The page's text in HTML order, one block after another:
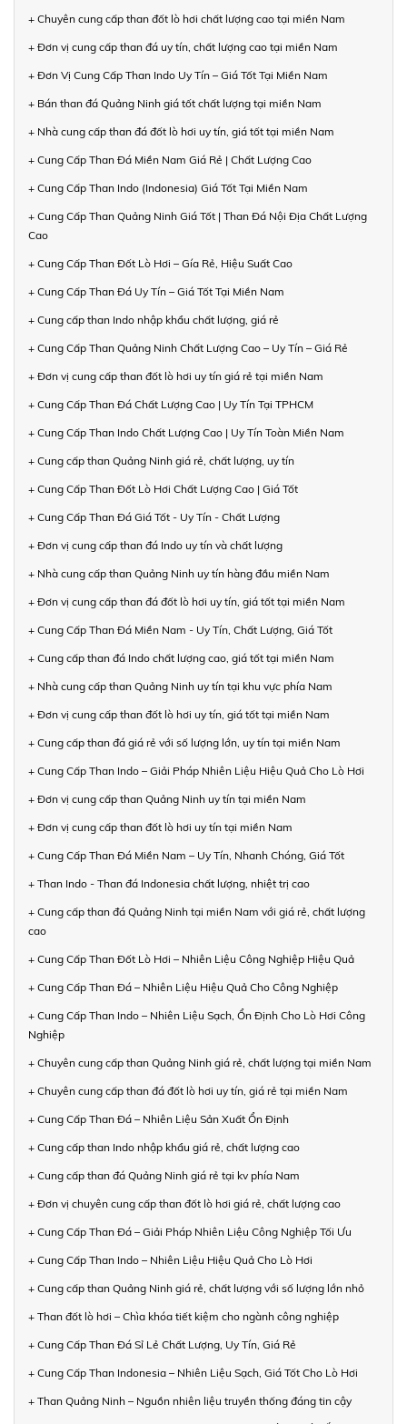
+ Chuyên cung cấp than đốt lò hơi chất lượng cao tại miền Nam
+ Đơn vị cung cấp than đá uy tín, chất lượng cao tại miền Nam
+ Đơn Vị Cung Cấp Than Indo Uy Tín – Giá Tốt Tại Miền Nam
+ Bán than đá Quảng Ninh giá tốt chất lượng tại miền Nam
+ Nhà cung cấp than đá đốt lò hơi uy tín, giá tốt tại miền Nam
+ Cung Cấp Than Đá Miền Nam Giá Rẻ | Chất Lượng Cao
+ Cung Cấp Than Indo (Indonesia) Giá Tốt Tại Miền Nam
+ Cung Cấp Than Quảng Ninh Giá Tốt | Than Đá Nội Địa Chất Lượng
Cao
+ Cung Cấp Than Đốt Lò Hơi – Gía Rẻ, Hiệu Suất Cao
+ Cung Cấp Than Đá Uy Tín – Giá Tốt Tại Miền Nam
+ Cung cấp than Indo nhập khẩu chất lượng, giá rẻ
+ Cung Cấp Than Quảng Ninh Chất Lượng Cao – Uy Tín – Giá Rẻ
+ Đơn vị cung cấp than đốt lò hơi uy tín giá rẻ tại miền Nam
+ Cung Cấp Than Đá Chất Lượng Cao | Uy Tín Tại TPHCM
+ Cung Cấp Than Indo Chất Lượng Cao | Uy Tín Toàn Miền Nam
+ Cung cấp than Quảng Ninh giá rẻ, chất lượng, uy tín
+ Cung Cấp Than Đốt Lò Hơi Chất Lượng Cao | Giá Tốt
+ Cung Cấp Than Đá Giá Tốt - Uy Tín - Chất Lượng
+ Đơn vị cung cấp than đá Indo uy tín và chất lượng
+ Nhà cung cấp than Quảng Ninh uy tín hàng đầu miền Nam
+ Đơn vị cung cấp than đá đốt lò hơi uy tín, giá tốt tại miền Nam
+ Cung Cấp Than Đá Miền Nam - Uy Tín, Chất Lượng, Giá Tốt
+ Cung cấp than đá Indo chất lượng cao, giá tốt tại miền Nam
+ Nhà cung cấp than Quảng Ninh uy tín tại khu vực phía Nam
+ Đơn vị cung cấp than đốt lò hơi uy tín, giá tốt tại miền Nam
+ Cung cấp than đá giá rẻ với số lượng lớn, uy tín tại miền Nam
+ Cung Cấp Than Indo – Giải Pháp Nhiên Liệu Hiệu Quả Cho Lò Hơi
+ Đơn vị cung cấp than Quảng Ninh uy tín tại miền Nam
+ Đơn vị cung cấp than đốt lò hơi uy tín tại miền Nam
+ Cung Cấp Than Đá Miền Nam – Uy Tín, Nhanh Chóng, Giá Tốt
+ Than Indo - Than đá Indonesia chất lượng, nhiệt trị cao
+ Cung cấp than đá Quảng Ninh tại miền Nam với giá rẻ, chất lượng
cao
+ Cung Cấp Than Đốt Lò Hơi – Nhiên Liệu Công Nghiệp Hiệu Quả
+ Cung Cấp Than Đá – Nhiên Liệu Hiệu Quả Cho Công Nghiệp
+ Cung Cấp Than Indo – Nhiên Liệu Sạch, Ổn Định Cho Lò Hơi Công
Nghiệp
+ Chuyên cung cấp than Quảng Ninh giá rẻ, chất lượng tại miền Nam
+ Chuyên cung cấp than đá đốt lò hơi uy tín, giá rẻ tại miền Nam
+ Cung Cấp Than Đá – Nhiên Liệu Sản Xuất Ổn Định
+ Cung cấp than Indo nhập khẩu giá rẻ, chất lượng cao
+ Cung cấp than đá Quảng Ninh giá rẻ tại kv phía Nam
+ Đơn vị chuyên cung cấp than đốt lò hơi giá rẻ, chất lượng cao
+ Cung Cấp Than Đá – Giải Pháp Nhiên Liệu Công Nghiệp Tối Ưu
+ Cung Cấp Than Indo – Nhiên Liệu Hiệu Quả Cho Lò Hơi
+ Cung cấp than Quảng Ninh giá rẻ, chất lượng với số lượng lớn nhỏ
+ Than đốt lò hơi – Chìa khóa tiết kiệm cho ngành công nghiệp
+ Cung Cấp Than Đá Sỉ Lẻ Chất Lượng, Uy Tín, Giá Rẻ
+ Cung Cấp Than Indonesia – Nhiên Liệu Sạch, Giá Tốt Cho Lò Hơi
+ Than Quảng Ninh – Nguồn nhiên liệu truyền thống đáng tin cậy